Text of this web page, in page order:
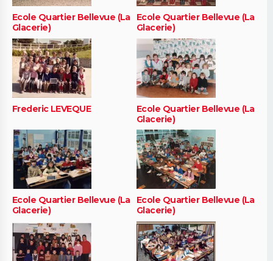
Ecole Quartier Bellevue (La
Glacerie)
Ecole Quartier Bellevue (La
Glacerie)
Frederic LEVEQUE
Ecole Quartier Bellevue (La
Glacerie)
Ecole Quartier Bellevue (La
Glacerie)
Ecole Quartier Bellevue (La
Glacerie)